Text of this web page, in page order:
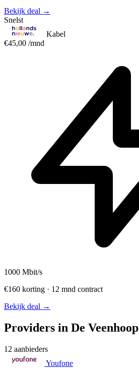
Bekijk deal →
Snelst
Kabel
€45,00 /mnd
1000 Mbit/s
€160 korting · 12 mnd contract
Bekijk deal →
Providers in De Veenhoop
12 aanbieders
Youfone